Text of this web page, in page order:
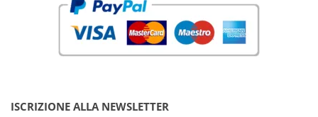
ISCRIZIONE ALLA NEWSLETTER